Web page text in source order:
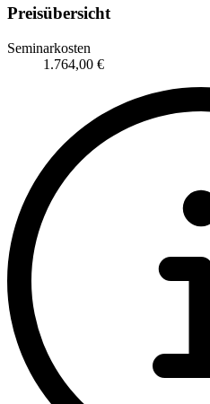
Preisübersicht
Seminarkosten
1.764,00 €